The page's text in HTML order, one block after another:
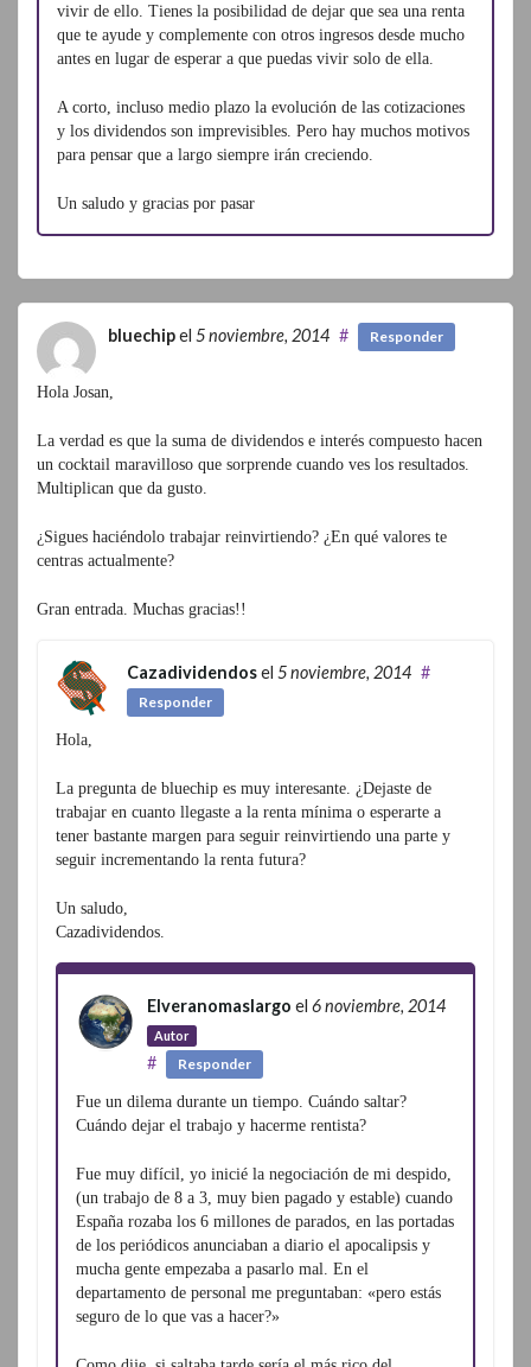
vivir de ello. Tienes la posibilidad de dejar que sea una renta
que te ayude y complemente con otros ingresos desde mucho
antes en lugar de esperar a que puedas vivir solo de ella.
A corto, incluso medio plazo la evolución de las cotizaciones
y los dividendos son imprevisibles. Pero hay muchos motivos
para pensar que a largo siempre irán creciendo.
Un saludo y gracias por pasar
bluechipel 5 noviembre, 2014 # Responder
Hola Josan,
La verdad es que la suma de dividendos e interés compuesto hacen
un cocktail maravilloso que sorprende cuando ves los resultados.
Multiplican que da gusto.
¿Sigues haciéndolo trabajar reinvirtiendo? ¿En qué valores te
centras actualmente?
Gran entrada. Muchas gracias!!
Cazadividendosel 5 noviembre, 2014 #
Responder
Hola,
La pregunta de bluechip es muy interesante. ¿Dejaste de
trabajar en cuanto llegaste a la renta mínima o esperarte a
tener bastante margen para seguir reinvirtiendo una parte y
seguir incrementando la renta futura?
Un saludo,
Cazadividendos.
Elveranomaslargo el 6 noviembre, 2014
Autor
# Responder
Fue un dilema durante un tiempo. Cuándo saltar?
Cuándo dejar el trabajo y hacerme rentista?
Fue muy difícil, yo inicié la negociación de mi despido,
(un trabajo de 8 a 3, muy bien pagado y estable) cuando
España rozaba los 6 millones de parados, en las portadas
de los periódicos anunciaban a diario el apocalipsis y
mucha gente empezaba a pasarlo mal. En el
departamento de personal me preguntaban: «pero estás
seguro de lo que vas a hacer?»